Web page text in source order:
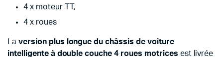
4 x moteur TT,
4 x roues
La version plus longue du châssis de voiture
intelligente à double couche 4 roues motrices est livrée